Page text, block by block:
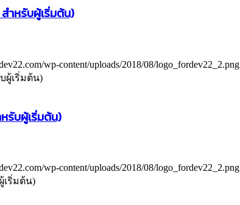
ำหรับผู้เริ่มต้น)
wp-content/uploads/2018/08/logo_fordev22_2.png
ผู้เริ่มต้น)
รับผู้เริ่มต้น)
wp-content/uploads/2018/08/logo_fordev22_2.png
เริ่มต้น)